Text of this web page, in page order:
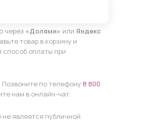
через «Долями» или Яндекс
товар в корзину и
оплаты при
по телефону 8 800
нам в онлайн-чат.
является публичной